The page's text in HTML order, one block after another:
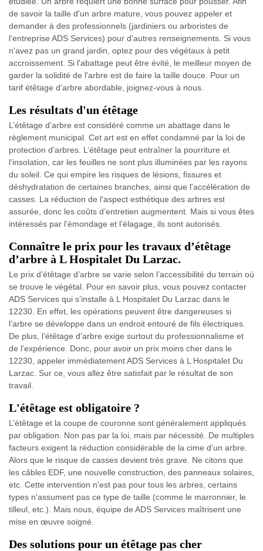
de savoir la taille d'un arbre mature, vous pouvez appeler et
demander à des professionnels (jardiniers ou arboristes de
l'entreprise ADS Services) pour d'autres renseignements. Si vous
n'avez pas un grand jardin, optez pour des végétaux à petit
accroissement. Si l'abattage peut être évité, le meilleur moyen de
garder la solidité de l'arbre est de faire la taille douce. Pour un
tarif étêtage d'arbre abordable, joignez-vous à nous.
Les résultats d'un étêtage
L’étêtage d’arbre est considéré comme un abattage dans le
règlement municipal. Cet art est en effet condamné par la loi de
protection d’arbres. L’étêtage peut entraîner la pourriture et
l'insolation, car les feuilles ne sont plus illuminées par les rayons
du soleil. Ce qui empire les risques de lésions, fissures et
déshydratation de certaines branches, ainsi que l'accélération de
casses. La réduction de l'aspect esthétique des arbres est
assurée, donc les coûts d’entretien augmentent. Mais si vous êtes
intéressés par l’émondage et l’élagage, ils sont autorisés.
Connaître le prix pour les travaux d’étêtage
d’arbre à L Hospitalet Du Larzac.
Le prix d’étêtage d’arbre se varie selon l’accessibilité du terrain où
se trouve le végétal. Pour en savoir plus, vous pouvez contacter
ADS Services qui s’installe à L Hospitalet Du Larzac dans le
12230. En effet, les opérations peuvent être dangereuses si
l’arbre se développe dans un endroit entouré de fils électriques.
De plus, l’étêtage d’arbre exige surtout du professionnalisme et
de l’expérience. Donc, pour avoir un prix moins cher dans le
12230, appeler immédiatement ADS Services à L Hospitalet Du
Larzac. Sur ce, vous allez être satisfait par le résultat de son
travail.
L'étêtage est obligatoire ?
L’étêtage et la coupe de couronne sont généralement appliqués
par obligation. Non pas par la loi, mais par nécessité. De multiples
facteurs exigent la réduction considérable de la cime d’un arbre.
Alors que le risque de casses devient très grave. Ne citons que
les câbles EDF, une nouvelle construction, des panneaux solaires,
etc. Cette intervention n'est pas pour tous les arbres, certains
types n'assument pas ce type de taille (comme le marronnier, le
tilleul, etc.). Mais nous, équipe de ADS Services maîtrisent une
mise en œuvre soigné.
Des solutions pour un étêtage pas cher